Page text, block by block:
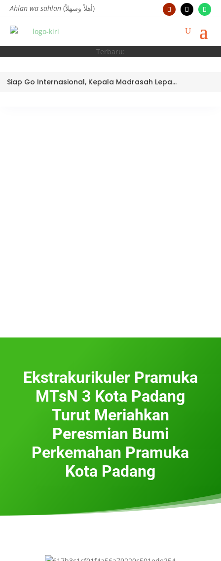
Ahlan wa sahlan (أهلاً وسهلاً)
Terbaru:
Siap Go Internasional, Kepala Madrasah Lepas Tim Robotik MTsN 3 Kota Padang Ikuti World Robotic Center Competition 2026 di Malaysia
Ekstrakurikuler Pramuka
MTsN 3 Kota Padang
Turut Meriahkan
Peresmian Bumi
Perkemahan Pramuka
Kota Padang